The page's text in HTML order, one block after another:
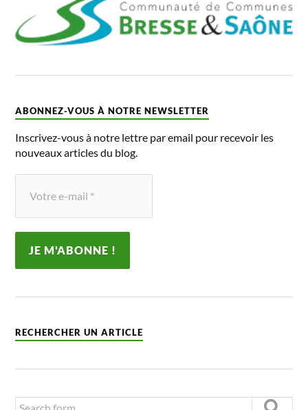
ABONNEZ-VOUS À NOTRE NEWSLETTER
Inscrivez-vous à notre lettre par email pour recevoir les
nouveaux articles du blog.
RECHERCHER UN ARTICLE